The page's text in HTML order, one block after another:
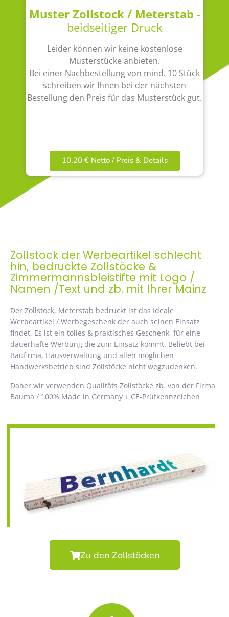
Muster Zollstock / Meterstab -
beidseitiger Druck
Leider können wir keine kostenlose
Musterstücke anbieten.
Bei einer Nachbestellung von mind. 10 Stück
schreiben wir Ihnen bei der nächsten
Bestellung den Preis für das Musterstück gut.
10,20 € Netto / Preis & Details
Zollstock der Werbeartikel schlecht
hin, bedruckte Zollstöcke &
Zimmermannsbleistifte mit Logo /
Namen /Text und zb. mit Ihrer Mainz
Der Zollstock, Meterstab bedruckt ist das Ideale
Werbeartikel / Werbegeschenk der auch seinen Einsatz
findet. Es ist ein tolles & praktisches Geschenk, für eine
dauerhafte Werbung die zum Einsatz kommt. Beliebt bei
Baufirma, Hausverwaltung und allen möglichen
Handwerksbetrieb sind Zollstöcke nicht wegzudenken.
Daher wir verwenden Qualitäts Zollstöcke zb. von der Firma
Bauma / 100% Made in Germany + CE-Prüfkennzeichen
Zu den Zollstöcken